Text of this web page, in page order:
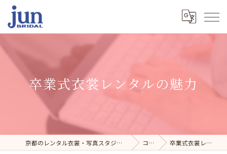
卒業式衣裳レンタルの魅力
京都のレンタル衣裳・写真スタジオならジュンブライダル コラム 卒業式衣裳レンタルの魅力